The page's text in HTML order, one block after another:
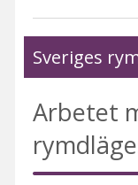
Sveriges
Arbetet